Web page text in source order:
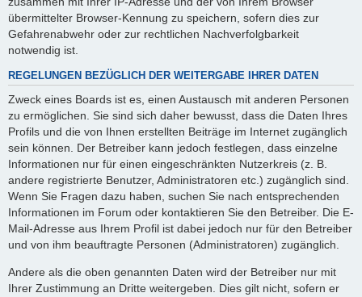
übermittelter Browser-Kennung zu speichern, sofern dies zur
Gefahrenabwehr oder zur rechtlichen Nachverfolgbarkeit
notwendig ist.
REGELUNGEN BEZÜGLICH DER WEITERGABE IHRER DATEN
Zweck eines Boards ist es, einen Austausch mit anderen Personen
zu ermöglichen. Sie sind sich daher bewusst, dass die Daten Ihres
Profils und die von Ihnen erstellten Beiträge im Internet zugänglich
sein können. Der Betreiber kann jedoch festlegen, dass einzelne
Informationen nur für einen eingeschränkten Nutzerkreis (z. B.
andere registrierte Benutzer, Administratoren etc.) zugänglich sind.
Wenn Sie Fragen dazu haben, suchen Sie nach entsprechenden
Informationen im Forum oder kontaktieren Sie den Betreiber. Die E-
Mail-Adresse aus Ihrem Profil ist dabei jedoch nur für den Betreiber
und von ihm beauftragte Personen (Administratoren) zugänglich.
Andere als die oben genannten Daten wird der Betreiber nur mit
Ihrer Zustimmung an Dritte weitergeben. Dies gilt nicht, sofern er